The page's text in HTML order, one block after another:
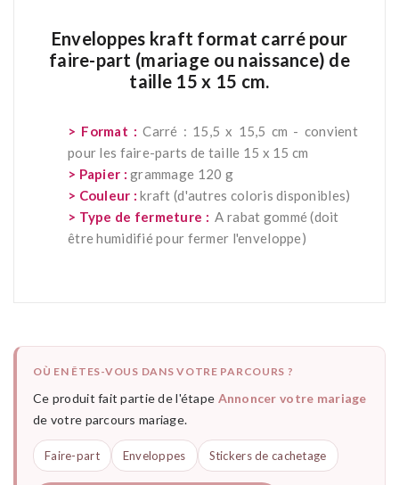
Enveloppes kraft format carré pour
faire-part (mariage ou naissance) de
taille 15 x 15 cm.
> Format : Carré : 1 5,5 x 15,5 cm - convient
pour les faire-parts de taille 1 5 x 15 cm
> Papier : grammage 120 g
> Couleur : kraft (d'autres coloris disponibles)
> Type de fermeture : A rabat gommé (doit
être humidifié pour fermer l'enveloppe)
OÙ EN ÊTES-VOUS DANS VOTRE PARCOURS ?
Ce produit fait partie de l'étape Annoncer votre mariage
de votre parcours mariage.
Faire-part Enveloppes Stickers de cachetage